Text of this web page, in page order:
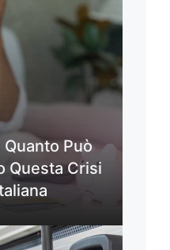
Quanto Può
Questa Crisi